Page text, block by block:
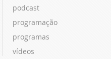
podcast
programação
programas
vídeos